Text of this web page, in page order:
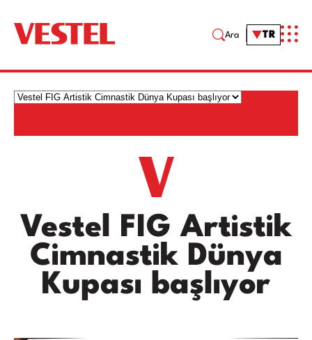
Ara TR
Vestel FIG Artistik
Cimnastik Dünya
Kupası başlıyor